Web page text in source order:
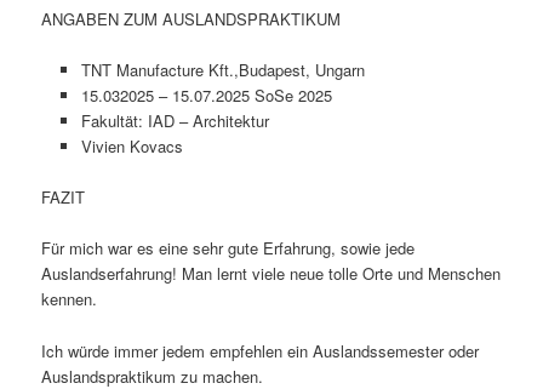
ANGABEN ZUM AUSLANDSPRAKTIKUM
TNT Manufacture Kft.,Budapest, Ungarn
15.032025 – 15.07.2025 SoSe 2025
Fakultät: IAD – Architektur
Vivien Kovacs
FAZIT
Für mich war es eine sehr gute Erfahrung, sowie jede
Auslandserfahrung! Man lernt viele neue tolle Orte und Menschen
kennen.
Ich würde immer jedem empfehlen ein Auslandssemester oder
Auslandspraktikum zu machen.